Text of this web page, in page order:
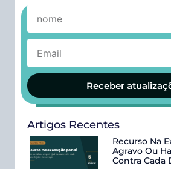
Receber
Artigos Recentes
Recurso Na
Agravo Ou
Contra Cada